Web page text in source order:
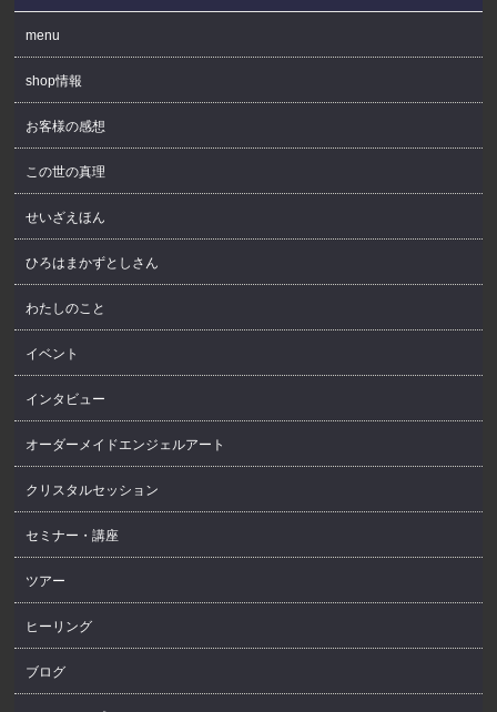
menu
shop情報
お客様の感想
この世の真理
せいざえほん
ひろはまかずとしさん
わたしのこと
イベント
インタビュー
オーダーメイドエンジェルアート
クリスタルセッション
セミナー・講座
ツアー
ヒーリング
ブログ